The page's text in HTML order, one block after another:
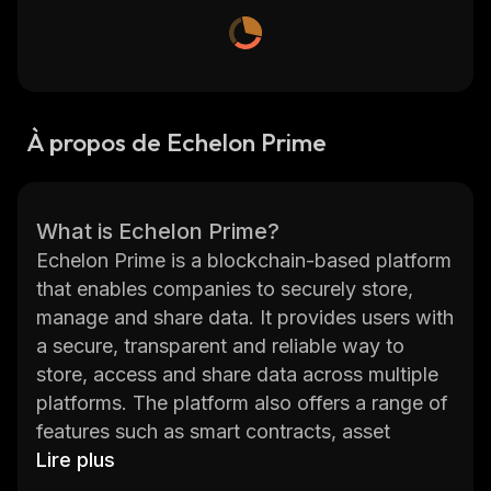
À propos de Echelon Prime
What is Echelon Prime?
Echelon Prime is a blockchain-based platform
that enables companies to securely store,
manage and share data. It provides users with
a secure, transparent and reliable way to
store, access and share data across multiple
platforms. The platform also offers a range of
features such as smart contracts, asset
management, identity management, digital
Lire plus